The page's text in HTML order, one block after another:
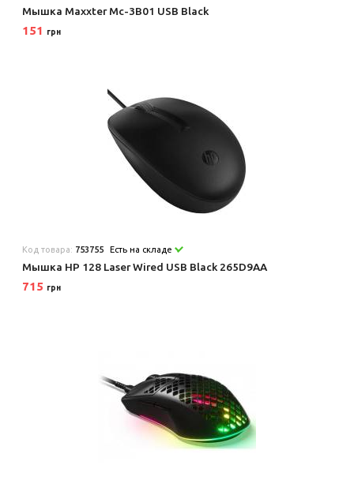
Мышка Maxxter Mc-3B01 USB Black
151 грн
Код товара: 753755 Есть на складе
Мышка HP 128 Laser Wired USB Black 265D9AA
715 грн